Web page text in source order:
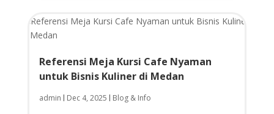
Referensi Meja Kursi Cafe Nyaman
untuk Bisnis Kuliner di Medan
admin Dec 4, 2025 Blog & Info